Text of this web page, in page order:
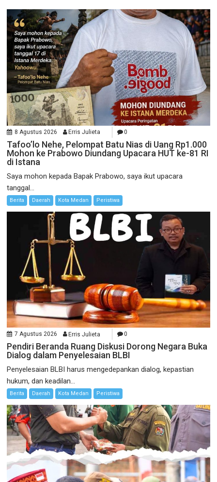
8 Agustus 2026 Erris Julieta 0
Tafoo’lo Nehe, Pelompat Batu Nias di Uang Rp1.000
Mohon ke Prabowo Diundang Upacara HUT ke-81 RI
di Istana
Saya mohon kepada Bapak Prabowo, saya ikut upacara
tanggal...
Berita Daerah Kota Medan Peristiwa
7 Agustus 2026 Erris Julieta 0
Pendiri Beranda Ruang Diskusi Dorong Negara Buka
Dialog dalam Penyelesaian BLBI
Penyelesaian BLBI harus mengedepankan dialog, kepastian
hukum, dan keadilan...
Berita Daerah Kota Medan Peristiwa